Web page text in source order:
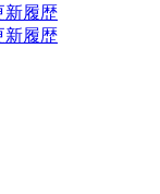
新履歴
新履歴